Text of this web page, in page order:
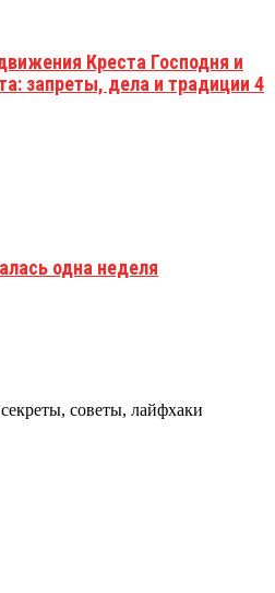
Креста Господня и
запреты, дела и традиции 4
одна неделя
советы, лайфхаки